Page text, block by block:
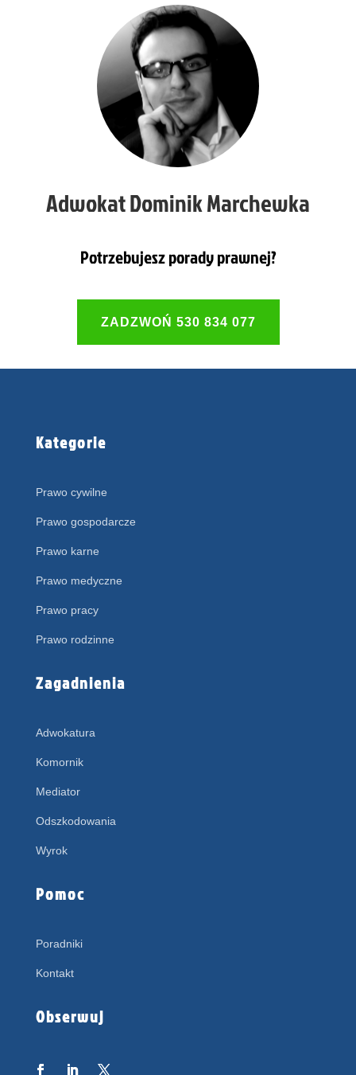
Adwokat Dominik Marchewka
Potrzebujesz porady prawnej?
ZADZWOŃ 530 834 077
Kategorie
Prawo cywilne
Prawo gospodarcze
Prawo karne
Prawo medyczne
Prawo pracy
Prawo rodzinne
Zagadnienia
Adwokatura
Komornik
Mediator
Odszkodowania
Wyrok
Pomoc
Poradniki
Kontakt
Obserwuj